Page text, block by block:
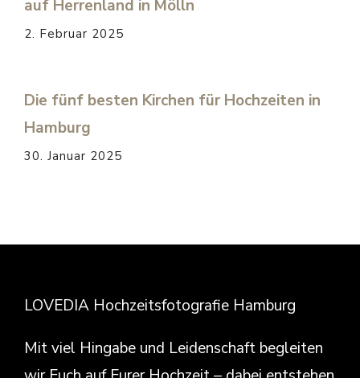
auf Herrenland in Mölln
2. Februar 2025
Die fünf besten Kirchen für Hochzeiten in
Hamburg
30. Januar 2025
LOVEDIA Hochzeitsfotografie Hamburg
Mit viel Hingabe und Leidenschaft begleiten